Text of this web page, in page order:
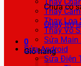
Chưa có
Quay trở
0
Giỏ hàng
Thay
Thay Loa
Thay Vỏ
Sửa Main
Sửa Android
Sửa Điện